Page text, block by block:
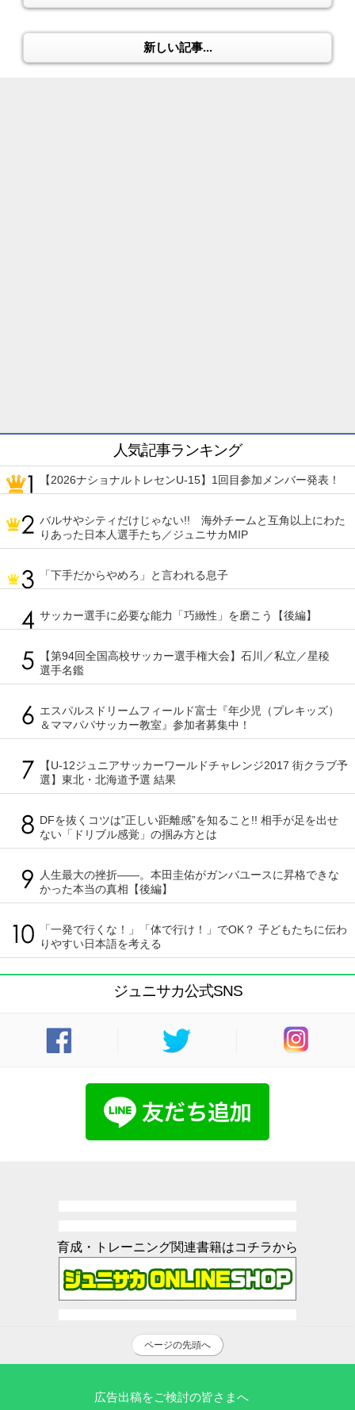
新しい記事...
人気記事ランキング
【2026ナショナルトレセンU-15】1回目参加メンバー発表！
バルサやシティだけじゃない!! 海外チームと互角以上にわた
りあった日本人選手たち／ジュニサカMIP
「下手だからやめろ」と言われる息子
サッカー選手に必要な能力「巧緻性」を磨こう【後編】
【第94回全国高校サッカー選手権大会】石川／私立／星稜
選手名鑑
エスパルスドリームフィールド富士『年少児（プレキッズ）
＆ママパパサッカー教室』参加者募集中！
【U-12ジュニアサッカーワールドチャレンジ2017 街クラブ予
選】東北・北海道予選 結果
DFを抜くコツは”正しい距離感”を知ること!! 相手が足を出せ
ない「ドリブル感覚」の掴み方とは
人生最大の挫折――。本田圭佑がガンバユースに昇格できな
かった本当の真相【後編】
「一発で行くな！」「体で行け！」でOK？ 子どもたちに伝わ
りやすい日本語を考える
ジュニサカ公式SNS
育成・トレーニング関連書籍はコチラから
ページの先頭へ
広告出稿をご検討の皆さまへ